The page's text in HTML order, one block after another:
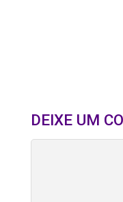
DEIXE UM